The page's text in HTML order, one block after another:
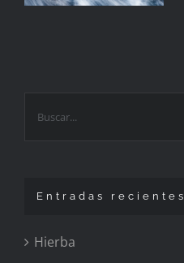
Entradas recientes
Hierba